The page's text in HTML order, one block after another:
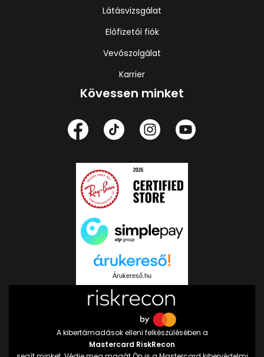
Látásvizsgálat
Előfizetői fiók
Vevőszolgálat
Karrier
Kövessen minket
Árukereső.hu
A kibertámadások elleni felkészülésében a
Mastercard RiskRecon